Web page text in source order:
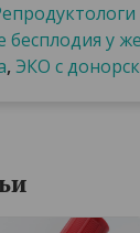
бесплодия у
, ЭКО с